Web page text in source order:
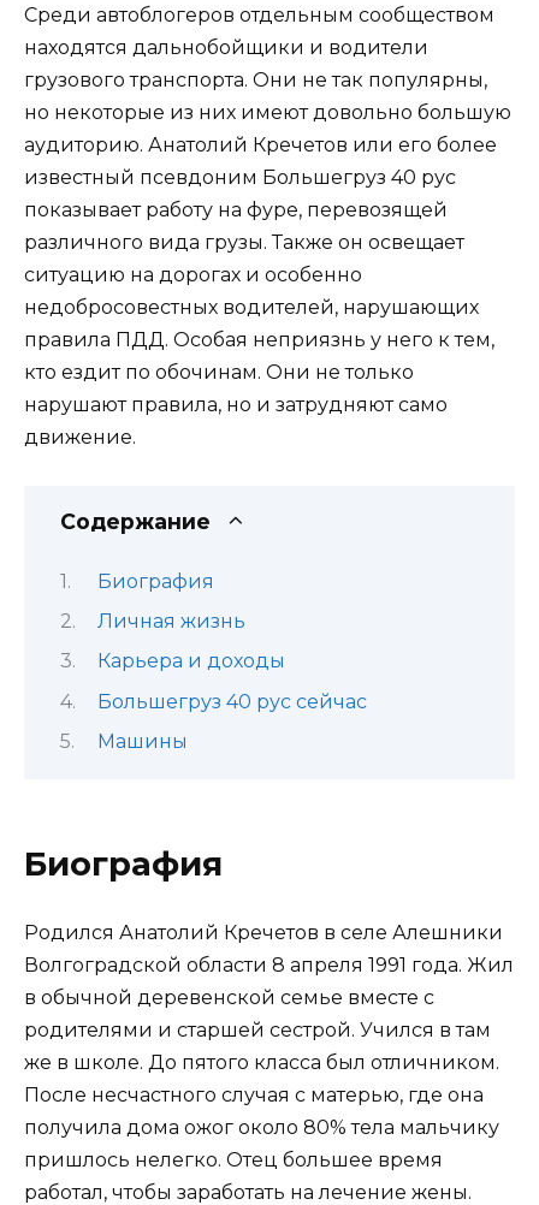
Среди автоблогеров отдельным сообществом
находятся дальнобойщики и водители
грузового транспорта. Они не так популярны,
но некоторые из них имеют довольно большую
аудиторию. Анатолий Кречетов или его более
известный псевдоним Большегруз 40 рус
показывает работу на фуре, перевозящей
различного вида грузы. Также он освещает
ситуацию на дорогах и особенно
недобросовестных водителей, нарушающих
правила ПДД. Особая неприязнь у него к тем,
кто ездит по обочинам. Они не только
нарушают правила, но и затрудняют само
движение.
Содержание
Биография
Личная жизнь
Карьера и доходы
Большегруз 40 рус сейчас
Машины
Биография
Родился Анатолий Кречетов в селе Алешники
Волгоградской области 8 апреля 1991 года. Жил
в обычной деревенской семье вместе с
родителями и старшей сестрой. Учился в там
же в школе. До пятого класса был отличником.
После несчастного случая с матерью, где она
получила дома ожог около 80% тела мальчику
пришлось нелегко. Отец большее время
работал, чтобы заработать на лечение жены.